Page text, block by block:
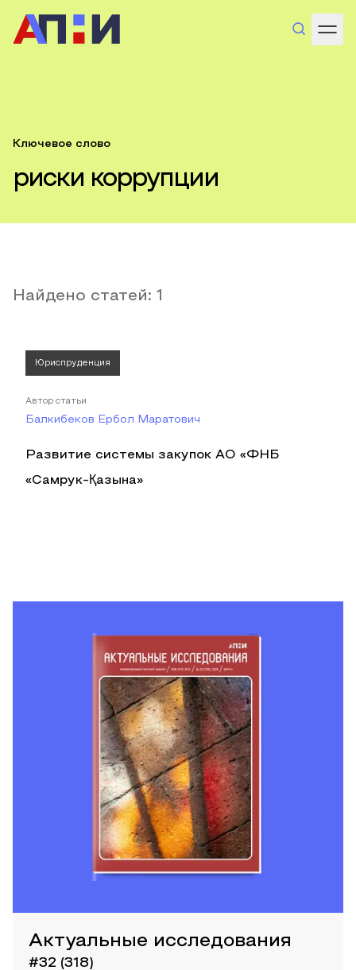
Ключевое слово
риски коррупции
Найдено статей: 1
Юриспруденция
Автор статьи
Балкибеков Ербол Маратович
Развитие системы закупок АО «ФНБ
«Самрук-Қазына»
Актуальные исследования
#32 (318)